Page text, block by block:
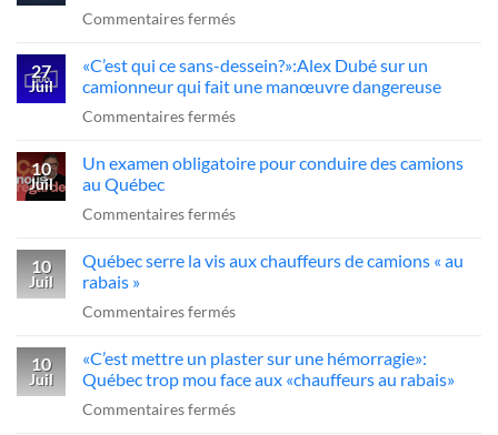
chauffeur
la
FCCRQ
presse
d’agir
Commentaires ferméssur
des
gros
problèmes
l’industrie
transport»
27
Juil
«C’est qui ce sans-dessein?»:Alex Dubé sur un
camionneur qui fait une manœuvre dangereuse
Commentaires ferméssur
qui
sans-
Dubé
un
qui
10
Juil
Un examen obligatoire pour conduire des camions
au Québec
Commentaires ferméssur
examen
pour
des
camions
au
10
Juil
Québec serre la vis aux chauffeurs de camions « au
rabais »
Commentaires ferméssur
serre
la
vis
10
Juil
«C’est mettre un plaster sur une hémorragie»:
Québec trop mou face aux «chauffeurs au rabais»
Commentaires ferméssur